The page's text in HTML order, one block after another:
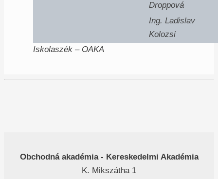
Droppová
Ing. Ladislav
Kolozsi
Iskolaszék – OAKA
Obchodná akadémia - Kereskedelmi Akadémia
K. Mikszátha 1